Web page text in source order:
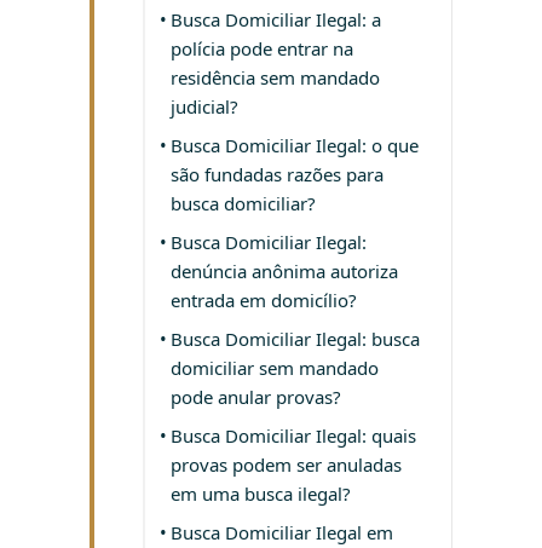
Busca Domiciliar Ilegal: a
polícia pode entrar na
residência sem mandado
judicial?
Busca Domiciliar Ilegal: o que
são fundadas razões para
busca domiciliar?
Busca Domiciliar Ilegal:
denúncia anônima autoriza
entrada em domicílio?
Busca Domiciliar Ilegal: busca
domiciliar sem mandado
pode anular provas?
Busca Domiciliar Ilegal: quais
provas podem ser anuladas
em uma busca ilegal?
Busca Domiciliar Ilegal em